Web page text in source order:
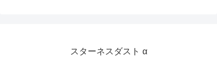
スターネスダスト α